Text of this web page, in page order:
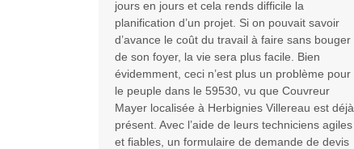
jours en jours et cela rends difficile la
planification d’un projet. Si on pouvait savoir
d’avance le coût du travail à faire sans bouger
de son foyer, la vie sera plus facile. Bien
évidemment, ceci n’est plus un problème pour
le peuple dans le 59530, vu que Couvreur
Mayer localisée à Herbignies Villereau est déjà
présent. Avec l’aide de leurs techniciens agiles
et fiables, un formulaire de demande de devis